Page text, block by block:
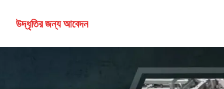
উদ্ধৃতির জন্য আবেদন